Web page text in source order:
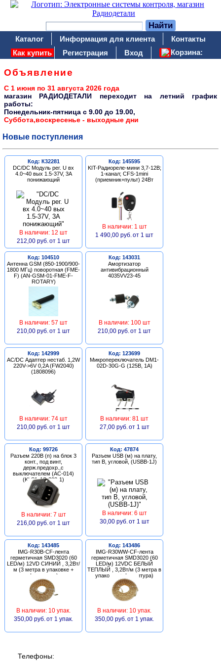
Каталог Информация для клиента
Контакты
Как купить
Регистрация Вход Корзина:
Объявление
С 1 июня по 31 августа 2026 года
магазин РАДИОДЕТАЛИ переходит на летний график
работы:
Понедельник-пятница c 9.00 до 19.00,
Суббота,воскресенье - выходные дни
Новые поступления
Код: К32281
DC/DC Модуль рег. U вх
4.0~40 вых 1.5-37V, 3A
понижающий
В наличии: 12 шт
212,00 руб. от 1 шт
Код: 145595
KIT-Радиореле-мини 3,7-12В;
1-канал; CFS-1mini
(приемник+пульт) 24Вт
В наличии: 1 шт
1 490,00 руб. от 1 шт
Код: 104510
Антенна GSM (850-1900/900-
1800 МГц) поворотная (FME-
F) (AN-GSM-01-FME-F-
ROTARY)
В наличии: 57 шт
210,00 руб. от 1 шт
Код: 143031
Амортизатор
антивибрационный
4035VV23-45
В наличии: 100 шт
210,00 руб. от 1 шт
Код: 142999
AC/DC Адаптер нестаб. 1,2W
220V->6V 0,2A (FW2040)
(1808096)
В наличии: 74 шт
210,00 руб. от 1 шт
Код: 123699
Микропереключатель DM1-
02D-30G-G (125В, 1А)
В наличии: 81 шт
27,00 руб. от 1 шт
Код: 99726
Разъем 220В (п) на блок 3
конт., под винт,
держ.предохр.,с
выключателем (AC-014)
(KLS1-AS-303-1)
В наличии: 7 шт
216,00 руб. от 1 шт
Код: 47874
Разъем USB (м) на плату,
тип В, угловой, (USBB-1J)
В наличии: 6 шт
30,00 руб. от 1 шт
Код: 143485
IMG-R30B-CF-лента
герметичная SMD3020 (60
LED/м) 12VD СИНИЙ , 3,2Вт/
м (3 метра в упаковке +
фурнитура)
В наличии: 10 упак.
350,00 руб. от 1 упак.
Код: 143486
IMG-R30WW-CF-лента
герметичная SMD3020 (60
LED/м) 12VDC БЕЛЫЙ
ТЕПЛЫЙ , 3,2Вт/м (3 метра в
упаковке + фурнитура)
В наличии: 10 упак.
350,00 руб. от 1 упак.
Телефоны: